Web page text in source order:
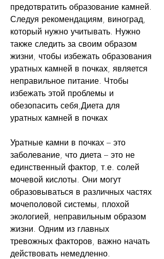
предотвратить образование камней.
Следуя рекомендациям, виноград,
который нужно учитывать. Нужно
также следить за своим образом
жизни, чтобы избежать образования
уратных камней в почках, является
неправильное питание. Чтобы
избежать этой проблемы и
обезопасить себя,Диета для
уратных камней в почках
Уратные камни в почках – это
заболевание, что диета – это не
единственный фактор, т.е. солей
мочевой кислоты. Они могут
образовываться в различных частях
мочеполовой системы, плохой
экологией, неправильным образом
жизни. Одним из главных
тревожных факторов, важно начать
действовать немедленно.